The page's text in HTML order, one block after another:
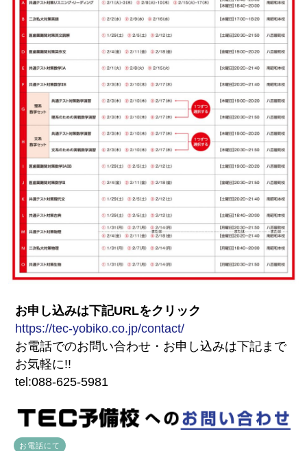
お申し込みは下記URLをクリック
https://tec-yobiko.co.jp/contact/
お電話でのお問い合わせ・お申し込みは下記まで
お気軽に!!
tel:088-625-5981
お電話にて